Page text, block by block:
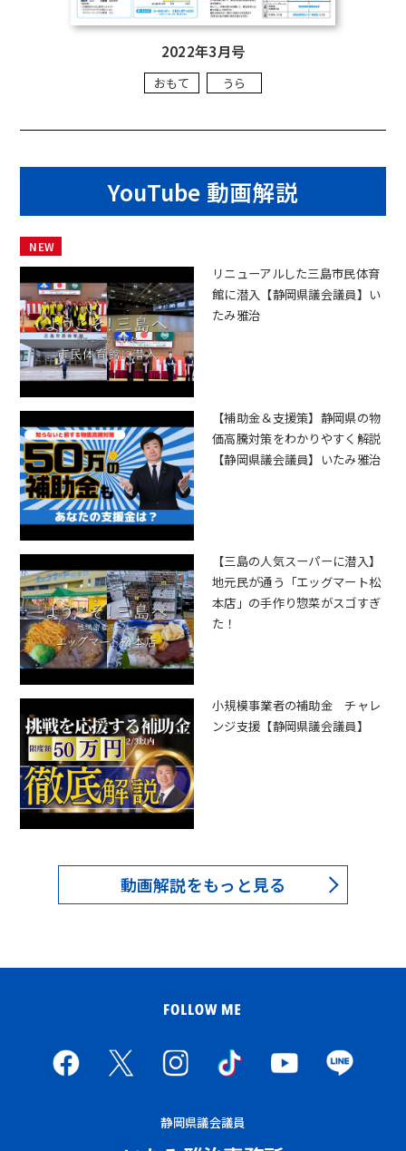
2022年3月号
おもて うら
YouTube 動画解説
NEW
リニューアルした三島市民体育
館に潜入【静岡県議会議員】い
たみ雅治
【補助金＆支援策】静岡県の物
価高騰対策をわかりやすく解説
【静岡県議会議員】いたみ雅治
【三島の人気スーパーに潜入】
地元民が通う「エッグマート松
本店」の手作り惣菜がスゴすぎ
た！
小規模事業者の補助金 チャレ
ンジ支援【静岡県議会議員】
動画解説をもっと見る
静岡県議会議員